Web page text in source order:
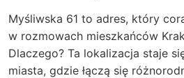
Myśliwska 61 to adres, który
w rozmowach mieszkańców
Dlaczego? Ta lokalizacja staje
miasta, gdzie łączą się